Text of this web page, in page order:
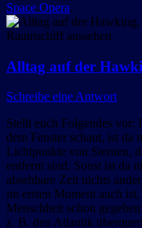
Space Opera.
Alltag auf der
Schreibe eine Antwort
Stellt euch Folgendes vor:
dem Fenster schaut, ist
Lichtpunkte von Sternen,
entfernt sind. Sonst ist da
absehbare Zeit nichts
im ersten Moment auch
Menschheit schon
z. B. den Atlantik